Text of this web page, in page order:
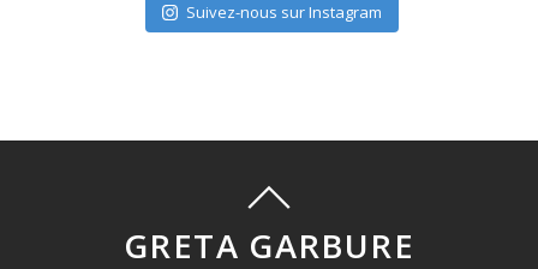
Suivez-nous sur Instagram
GRETA GARBURE